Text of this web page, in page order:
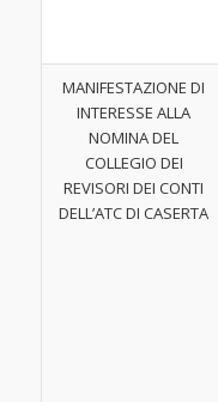
MANIFESTAZIONE DI
INTERESSE ALLA
NOMINA DEL
COLLEGIO DEI
REVISORI DEI CONTI
DELL’ATC DI CASERTA